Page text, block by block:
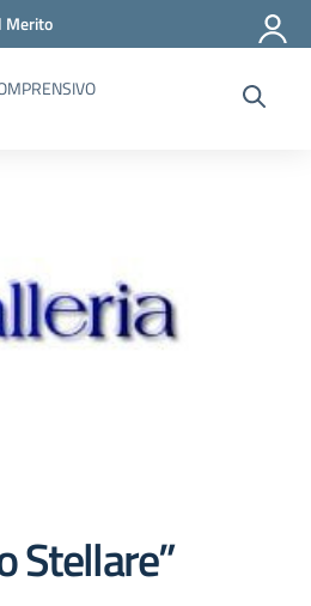
Merito
Stellare”